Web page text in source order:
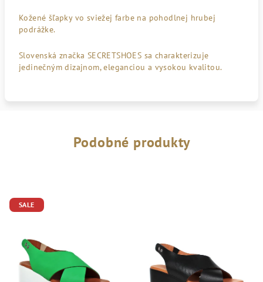
Kožené šľapky vo sviežej farbe na pohodlnej hrubej
podrážke.
Slovenská značka SECRETSHOES sa charakterizuje
jedinečným dizajnom, eleganciou a vysokou kvalitou.
Podobné produkty
SALE